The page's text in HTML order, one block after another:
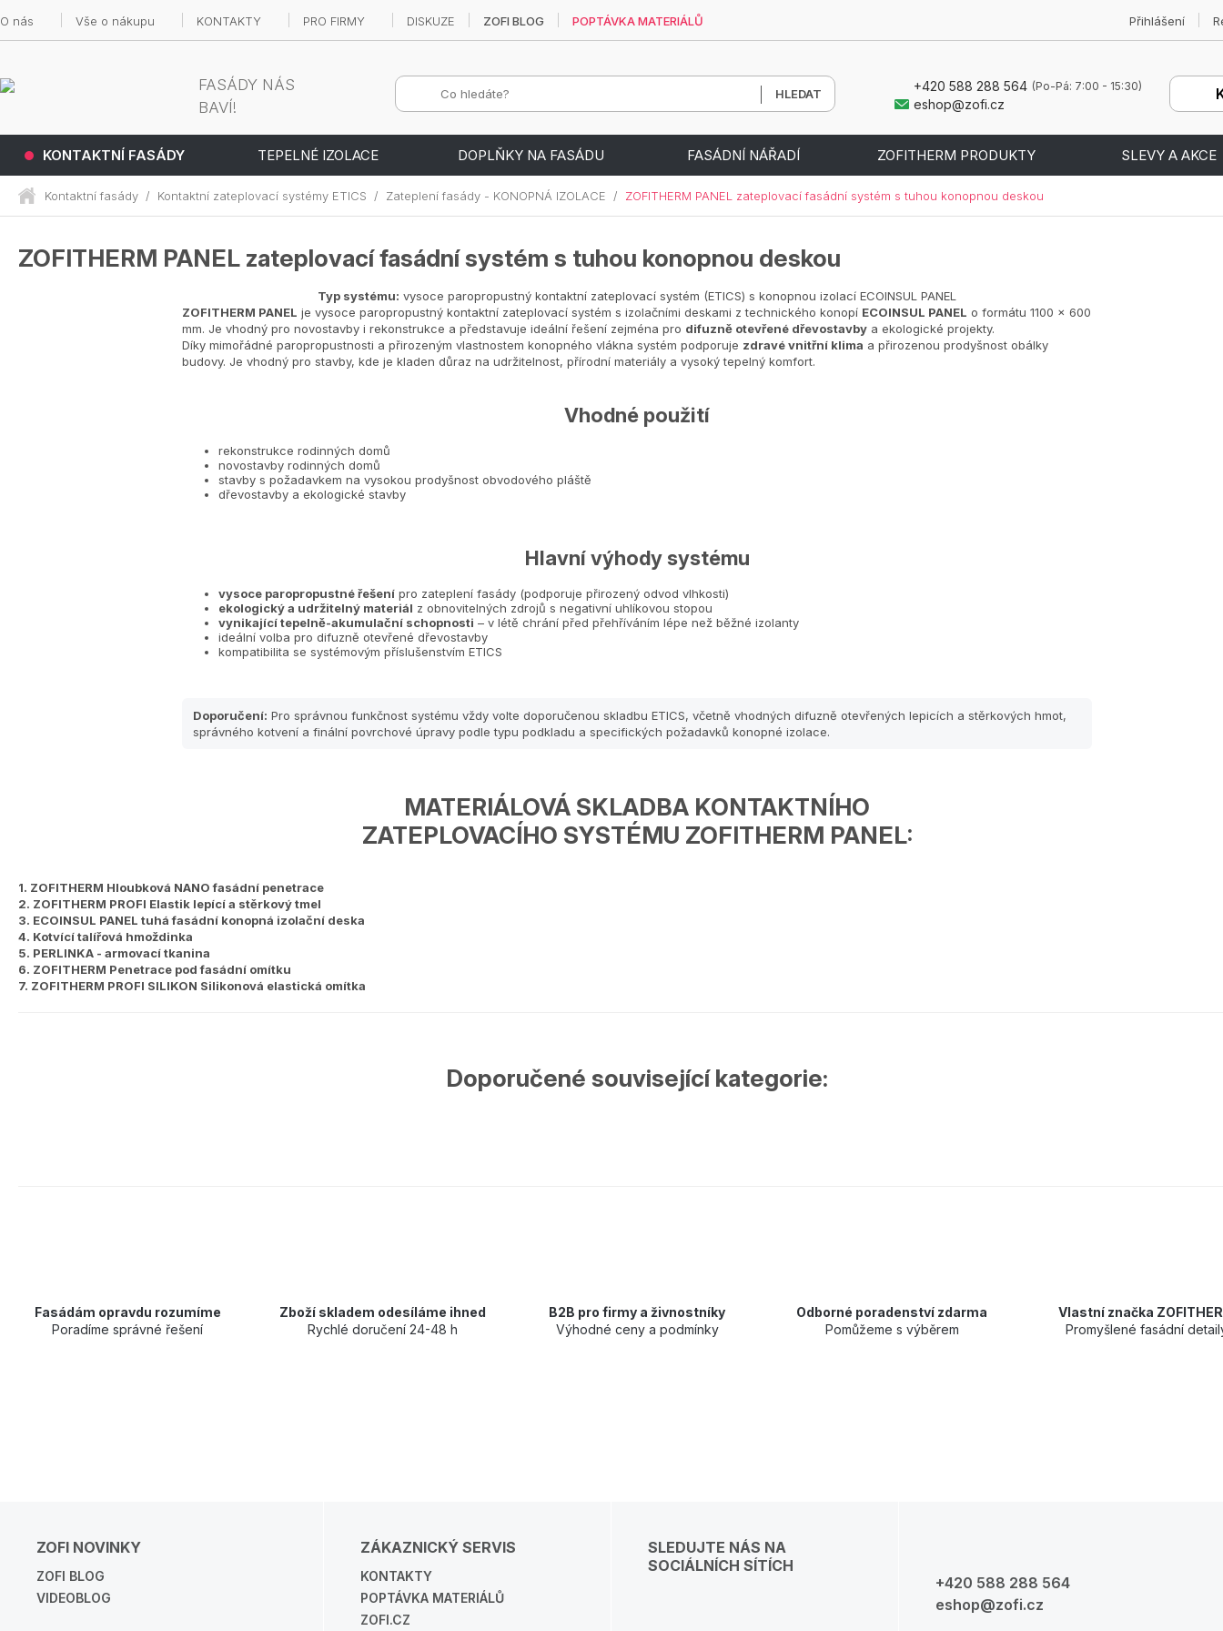
O nás Vše o nákupu KONTAKTY PRO FIRMY DISKUZE ZOFI BLOG POPTÁVKA MATERIÁLŮ Přihlášení
FASÁDY NÁS
BAVÍ!
+420 588 288 564 (Po-Pá: 7:00 - 15:30)
eshop@zofi.cz
KONTAKTNÍ FASÁDY TEPELNÉ IZOLACE DOPLŇKY NA FASÁDU FASÁDNÍ NÁŘADÍ ZOFITHERM PRODUKTY SLEVY A AKCE
Kontaktní fasády/ Kontaktní zateplovací systémy ETICS / Zateplení fasády - KONOPNÁ IZOLACE / ZOFITHERM PANEL zateplovací fasádní systém s tuhou konopnou deskou
ZOFITHERM PANEL zateplovací fasádní systém s tuhou konopnou deskou
Typ systému: vysoce paropropustný kontaktní zateplovací systém (ETICS) s konopnou izolací ECOINSUL PANEL
ZOFITHERM PANEL je vysoce paropropustný kontaktní zateplovací systém s izolačními deskami z technického konopí ECOINSUL PANEL o formátu 1100 × 600
mm. Je vhodný pro novostavby i rekonstrukce a představuje ideální řešení zejména pro difuzně otevřené dřevostavby a ekologické projekty.
Díky mimořádné paropropustnosti a přirozeným vlastnostem konopného vlákna systém podporuje zdravé vnitřní klima a přirozenou prodyšnost obálky
budovy. Je vhodný pro stavby, kde je kladen důraz na udržitelnost, přírodní materiály a vysoký tepelný komfort.
Vhodné použití
rekonstrukce rodinných domů
novostavby rodinných domů
stavby s požadavkem na vysokou prodyšnost obvodového pláště
dřevostavby a ekologické stavby
Hlavní výhody systému
vysoce paropropustné řešení pro zateplení fasády (podporuje přirozený odvod vlhkosti)
ekologický a udržitelný materiál z obnovitelných zdrojů s negativní uhlíkovou stopou
vynikající tepelně-akumulační schopnosti – v létě chrání před přehříváním lépe než běžné izolanty
ideální volba pro difuzně otevřené dřevostavby
kompatibilita se systémovým příslušenstvím ETICS
Doporučení: Pro správnou funkčnost systému vždy volte doporučenou skladbu ETICS, včetně vhodných difuzně otevřených lepicích a stěrkových hmot,
správného kotvení a finální povrchové úpravy podle typu podkladu a specifických požadavků konopné izolace.
MATERIÁLOVÁ SKLADBA KONTAKTNÍHO
ZATEPLOVACÍHO SYSTÉMU ZOFITHERM PANEL:
1. ZOFITHERM Hloubková NANO fasádní penetrace
2. ZOFITHERM PROFI Elastik lepící a stěrkový tmel
3. ECOINSUL PANEL tuhá fasádní konopná izolační deska
4. Kotvící talířová hmoždinka
5. PERLINKA - armovací tkanina
6. ZOFITHERM Penetrace pod fasádní omítku
7. ZOFITHERM PROFI SILIKON Silikonová elastická omítka
Doporučené související kategorie:
Fasádám opravdu rozumíme
Poradíme správné řešení
Zboží skladem odesíláme ihned
Rychlé doručení 24-48 h
B2B pro firmy a živnostníky
Výhodné ceny a podmínky
Odborné poradenství zdarma
Pomůžeme s výběrem
Vlastní značka
Promyšlené fasádní
ZOFI NOVINKY
ZOFI BLOG
VIDEOBLOG
ZÁKAZNICKÝ SERVIS
KONTAKTY
POPTÁVKA MATERIÁLŮ
ZOFI.CZ
SLEDUJTE NÁS NA
SOCIÁLNÍCH SÍTÍCH
+420 588 288 564
eshop@zofi.cz